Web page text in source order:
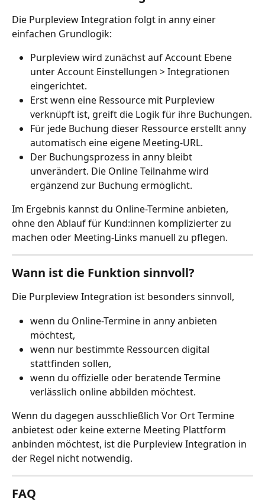
Die Purpleview Integration folgt in anny einer
einfachen Grundlogik:
Purpleview wird zunächst auf Account Ebene
unter Account Einstellungen > Integrationen
eingerichtet.
Erst wenn eine Ressource mit Purpleview
verknüpft ist, greift die Logik für ihre Buchungen.
Für jede Buchung dieser Ressource erstellt anny
automatisch eine eigene Meeting-URL.
Der Buchungsprozess in anny bleibt
unverändert. Die Online Teilnahme wird
ergänzend zur Buchung ermöglicht.
Im Ergebnis kannst du Online-Termine anbieten,
ohne den Ablauf für Kund:innen komplizierter zu
machen oder Meeting-Links manuell zu pflegen.
Wann ist die Funktion sinnvoll?
Die Purpleview Integration ist besonders sinnvoll,
wenn du Online-Termine in anny anbieten
möchtest,
wenn nur bestimmte Ressourcen digital
stattfinden sollen,
wenn du offizielle oder beratende Termine
verlässlich online abbilden möchtest.
Wenn du dagegen ausschließlich Vor Ort Termine
anbietest oder keine externe Meeting Plattform
anbinden möchtest, ist die Purpleview Integration in
der Regel nicht notwendig.
FAQ